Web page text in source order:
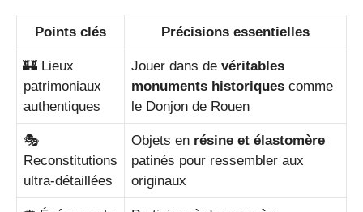
Points clés Précisions essentielles
🏰 Lieux
patrimoniaux
authentiques
Jouer dans de véritables
monuments historiques comme
le Donjon de Rouen
🎭
Reconstitutions
ultra-détaillées
Objets en résine et élastomère
patinés pour ressembler aux
originaux